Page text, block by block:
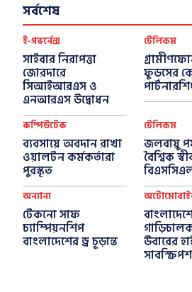
সর্বশেষ
ই-গভর্নেন্স
সাইবার নিরাপত্তা
জোরদারে
সিআইআরএস ও
এনআরএস উদ্বোধন
টেলিকম
ফুডসের
কম্পিউটেক
ব্যবসায়ে অবদান রাখা
ওয়ালটন কর্মকর্তারা
পুরস্কৃত
টেলিকম
জলবায়ু
বৈশ্বিক
অন্যান্য
টেকনো সাফ
চ্যাম্পিয়নশিপ
বাংলাদেশের ড্র চূড়ান্ত উবারের